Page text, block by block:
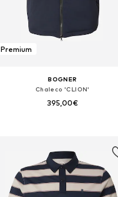
Premium
BOGNER
Chaleco 'CLION'
395,00€